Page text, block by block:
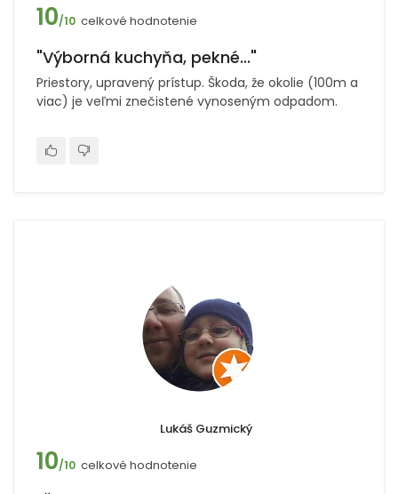
10/10 celkové hodnotenie
"Výborná kuchyňa, pekné..."
Priestory, upravený prístup. Škoda, že okolie (100m a
viac) je veľmi znečistené vynoseným odpadom.
Lukáš Guzmický
10/10 celkové hodnotenie